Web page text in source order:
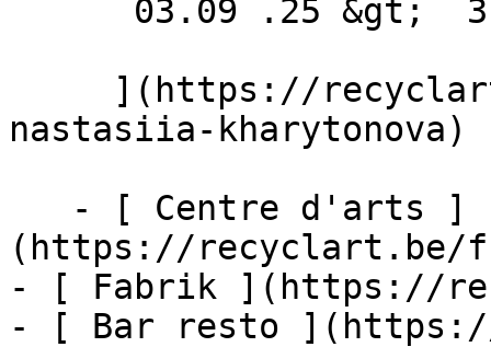
nastasiia-kharytonova)
(https://recyclart.be/
- [ Fabrik ](https://
- [ Bar resto